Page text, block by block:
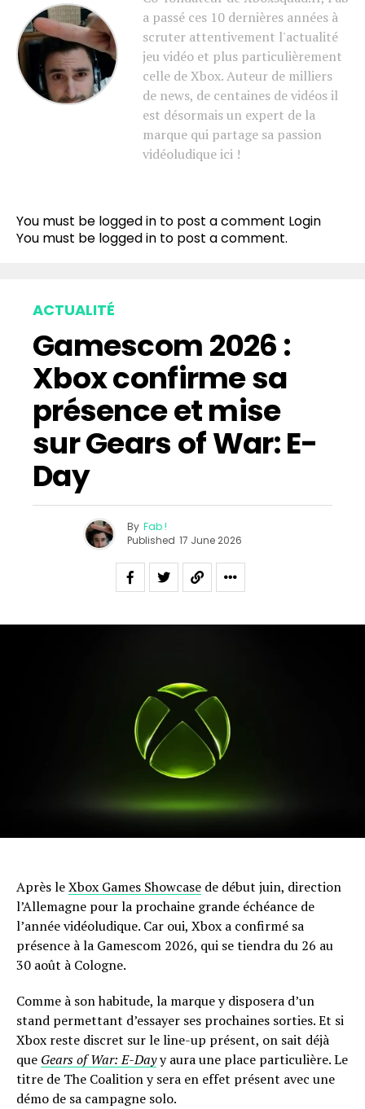
a passé ces 10 dernières années à
scruter attentivement l'actualité
jeu vidéo et plus particulièrement
celle de Xbox. Auteur de milliers
de news, de centaines de vidéos il
est désormais un expert de la
marque qui partage sa passion
vidéoludique ici !
You must be logged in to post a comment Login
You must be logged in to post a comment.
ACTUALITÉ
Gamescom 2026 :
Xbox confirme sa
présence et mise
sur Gears of War: E-
Day
By Fab !
Published 17 June 2026
Après leXbox Games Showcase de début juin, direction
l’Allemagne pour la prochaine grande échéance de
l’année vidéoludique. Car oui, Xbox a confirmé sa
présence à la Gamescom 2026, qui se tiendra du 26 au
30 août à Cologne.
Comme à son habitude, la marque y disposera d’un
stand permettant d’essayer ses prochaines sorties. Et si
Xbox reste discret sur le line-up présent, on sait déjà
que Gears of War: E-Dayy aura une place particulière. Le
titre de The Coalition y sera en effet présent avec une
démo de sa campagne solo.